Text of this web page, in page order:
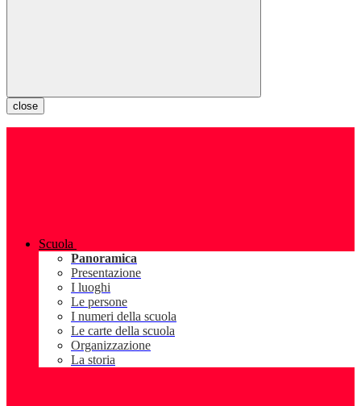
close
Scuola
Panoramica
Presentazione
I luoghi
Le persone
I numeri della scuola
Le carte della scuola
Organizzazione
La storia